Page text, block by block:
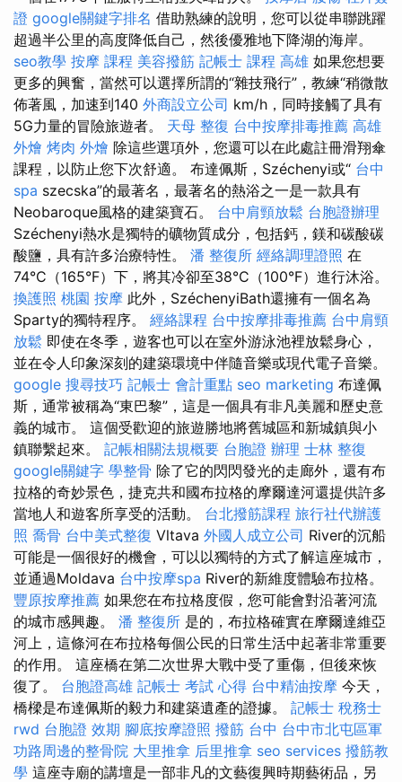
證 google關鍵字排名 借助熟練的說明，您可以從串聯跳躍
超過半公里的高度降低自己，然後優雅地下降湖的海岸。
seo教學 按摩 課程 美容撥筋 記帳士 課程 高雄 如果您想要
更多的興奮，當然可以選擇所謂的“雜技飛行”，教練“稍微散
佈著風，加速到140 外商設立公司 km/h，同時接觸了具有
5G力量的冒險旅遊者。 天母 整復 台中按摩排毒推薦 高雄
外燴 烤肉 外燴 除這些選項外，您還可以在此處註冊滑翔傘
課程，以防止您下次舒適。 布達佩斯，Széchenyi或“ 台中
spa szecska”的最著名，最著名的熱浴之一是一款具有
Neobaroque風格的建築寶石。 台中肩頸放鬆 台胞證辦理
Széchenyi熱水是獨特的礦物質成分，包括鈣，鎂和碳酸碳
酸鹽，具有許多治療特性。 潘 整復所 經絡調理證照 在
74°C（165°F）下，將其冷卻至38°C（100°F）進行沐浴。
換護照 桃園 按摩 此外，SzéchenyiBath還擁有一個名為
Sparty的獨特程序。 經絡課程 台中按摩排毒推薦 台中肩頸
放鬆 即使在冬季，遊客也可以在室外游泳池裡放鬆身心，
並在令人印象深刻的建築環境中伴隨音樂或現代電子音樂。
google 搜尋技巧 記帳士 會計重點 seo marketing 布達佩
斯，通常被稱為“東巴黎”，這是一個具有非凡美麗和歷史意
義的城市。 這個受歡迎的旅遊勝地將舊城區和新城鎮與小
鎮聯繫起來。 記帳相關法規概要 台胞證 辦理 士林 整復
google關鍵字 學整骨 除了它的閃閃發光的走廊外，還有布
拉格的奇妙景色，捷克共和國布拉格的摩爾達河還提供許多
當地人和遊客所享受的活動。 台北撥筋課程 旅行社代辦護
照 喬骨 台中美式整復 Vltava 外國人成立公司 River的沉船
可能是一個很好的機會，可以以獨特的方式了解這座城市，
並通過Moldava 台中按摩spa River的新維度體驗布拉格。
豐原按摩推薦 如果您在布拉格度假，您可能會對沿著河流
的城市感興趣。 潘 整復所 是的，布拉格確實在摩爾達維亞
河上，這條河在布拉格每個公民的日常生活中起著非常重要
的作用。 這座橋在第二次世界大戰中受了重傷，但後來恢
復了。 台胞證高雄 記帳士 考試 心得 台中精油按摩 今天，
橋樑是布達佩斯的毅力和建築遺產的證據。 記帳士 稅務士
rwd 台胞證 效期 腳底按摩證照 撥筋 台中 台中市北屯區軍
功路周邊的整骨院 大里推拿 后里推拿 seo services 撥筋教
學 這座寺廟的講壇是一部非凡的文藝復興時期藝術品，另